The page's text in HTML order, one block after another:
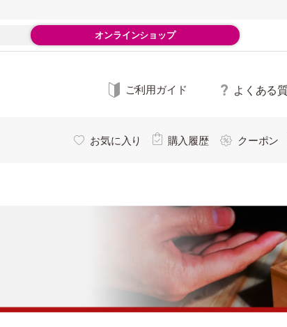
オンラインショップ
ご利用ガイド よくある
お気に入り 購入履歴 クーポン